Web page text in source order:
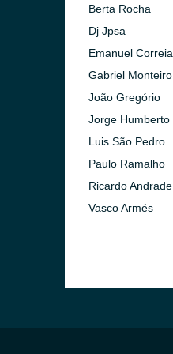
Berta Rocha
Dj Jpsa
Emanuel Correia
Gabriel Monteiro
João Gregório
Jorge Humberto
Luis São Pedro
Paulo Ramalho
Ricardo Andrade
Vasco Armés